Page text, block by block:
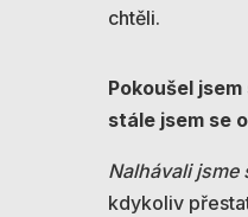
chtěli.
Pokoušel
stále jsem se
Nalhávali jsme
kdykoliv